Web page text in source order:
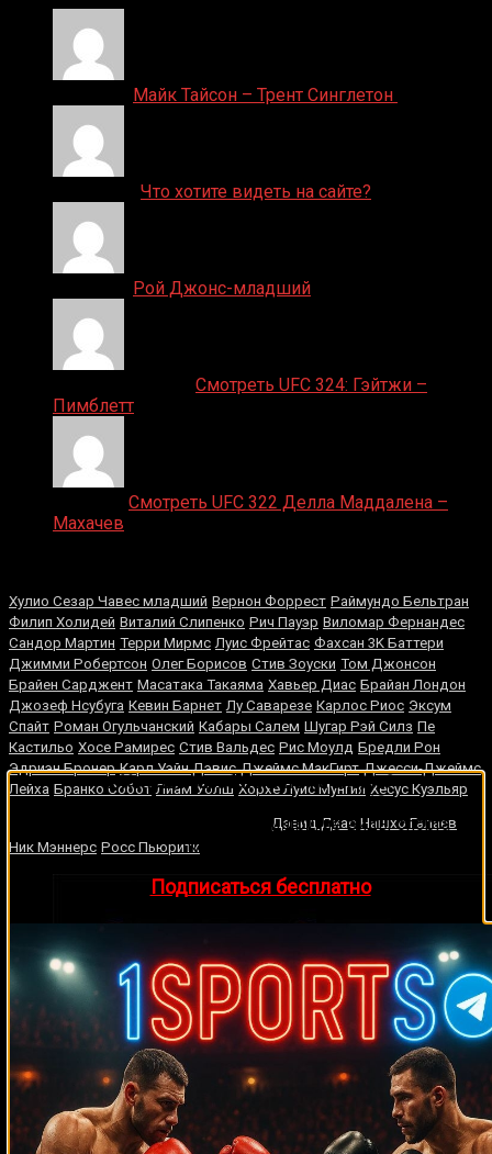
Майк Тайсон – Трент Синглетон
Что хотите видеть на сайте?
Рой Джонс-младший
Смотреть UFC 324: Гэйтжи –
Пимблетт
Смотреть UFC 322 Делла Маддалена –
Махачев
Хулио Сезар Чавес младший Вернон Форрест Раймундо Бельтран
Филип Холидей Виталий Слипенко Рич Пауэр Виломар Фернандес
Сандор Мартин Терри Мирмс Луис Фрейтас Фахсан 3K Баттери
Джимми Робертсон Олег Борисов Стив Зоуски Том Джонсон
Брайен Сарджент Масатака Такаяма Хавьер Диас Брайан Лондон
Джозеф Нсубуга Кевин Барнет Лу Саварезе Карлос Риос Эксум
Спайт Роман Огульчанский Кабары Салем Шугар Рэй Силз Пе
Кастильо Хосе Рамирес Стив Вальдес Рис Моулд Бредли Рон
Эдриэн Бронер Карл Уэйн Дэвис Джеймс МакГирт Джесси-Джеймс
Лейха Бранко Собот Лиам Уолш Хорхе Луис Мунгия Хесус Куэльяр
Дэвид Диас Нашхо Галаев
Ник Мэннерс Росс Пьюрити
🔥 Хочешь зарабатывать на спорте?
Подписывайся на наш Telegram-канал 1Sports—
прогнозы на единоборства и другие виды спорта
каждый день!
Подписаться бесплатно